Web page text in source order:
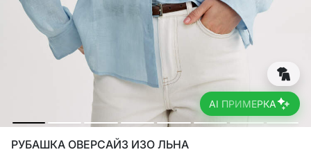
AI ПРИМЕРКА
РУБАШКА ОВЕРСАЙЗ ИЗО ЛЬНА